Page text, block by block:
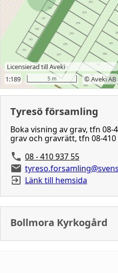
Tyresö församling
Boka visning av grav, tfn 08-
grav och gravrätt, tfn 08-410
08 - 410 937 55
Länk till hemsida
Bollmora Kyrkogård